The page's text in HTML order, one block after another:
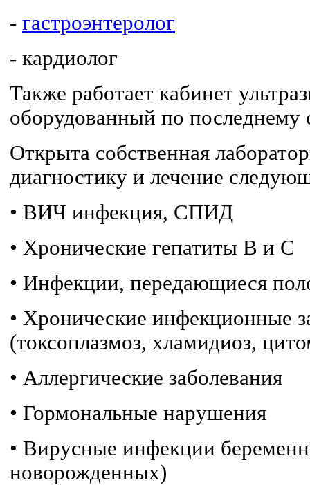
- гастроэнтеролог
- кардиолог
Также работает кабинет
оборудованный по последнему
Открыта собственная
диагностику и лечение
• ВИЧ инфекция, СПИД
• Хронические гепатиты В и С
• Инфекции, передающиеся
• Хронические инфекционные
(токсоплазмоз, хламидиоз,
• Аллергические заболевания
• Гормональные нарушения
• Вирусные инфекции
новорожденных)